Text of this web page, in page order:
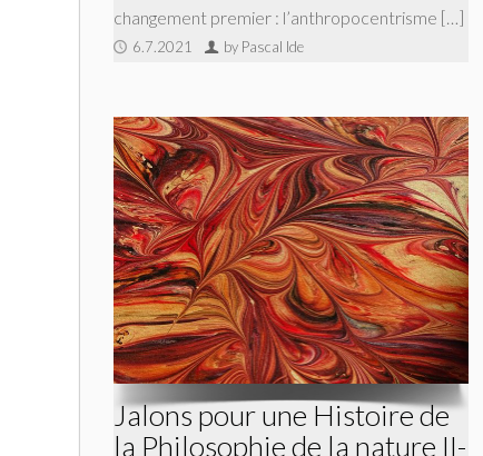
changement premier : l’anthropocentrisme […]
6.7.2021 by Pascal Ide
Jalons pour une Histoire de
la Philosophie de la nature II-